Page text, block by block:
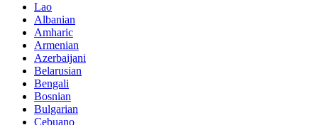
Lao
Albanian
Amharic
Armenian
Azerbaijani
Belarusian
Bengali
Bosnian
Bulgarian
Cebuano